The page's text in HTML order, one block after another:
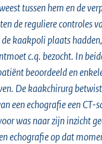
tussen hem en de
de reguliere controles
kaakpoli plaats
c.q. bezocht. In
beoordeeld en
De kaakchirurg
een echografie een CT-
was naar zijn inzicht
echografie op dat